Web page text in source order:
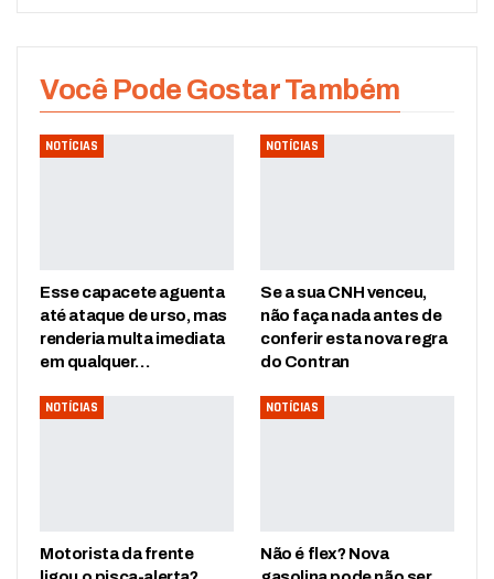
Você Pode Gostar Também
NOTÍCIAS
Esse capacete aguenta
até ataque de urso, mas
renderia multa imediata
em qualquer…
NOTÍCIAS
Se a sua CNH venceu,
não faça nada antes de
conferir esta nova regra
do Contran
NOTÍCIAS
Motorista da frente
NOTÍCIAS
Não é flex? Nova